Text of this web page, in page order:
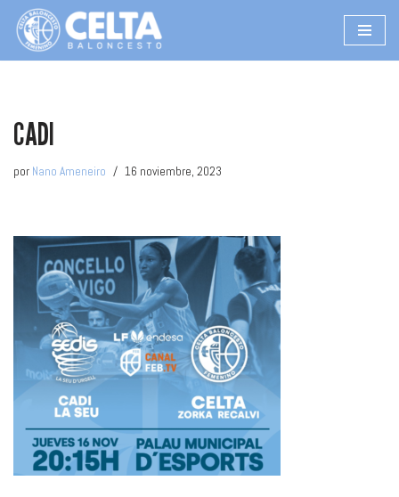
Saltar
CADI
por Nano Ameneiro 16 noviembre, 2023